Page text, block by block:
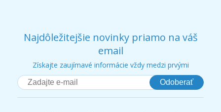
Najdôležitejšie novinky priamo na váš
email
Získajte zaujímavé informácie vždy medzi prvými
Odoberať